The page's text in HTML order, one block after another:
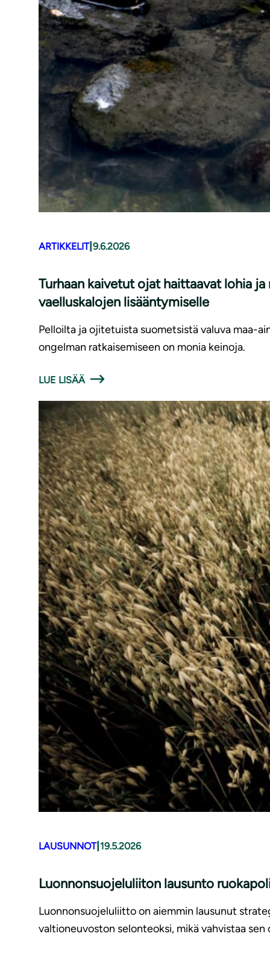
ARTIKKELIT| 9.6.2026
Turhaan kaivetut ojat haittaavat lohia
vaelluskalojen lisääntymiselle
Pelloilta ja ojitetuista suometsistä valuva maa-
ongelman ratkaisemiseen on monia keinoja.
LUE LISÄÄ
LAUSUNNOT| 19.5.2026
Luonnonsuojeluliiton lausunto
Luonnonsuojeluliitto on aiemmin lausunut
valtioneuvoston selonteoksi, mikä vahvistaa sen